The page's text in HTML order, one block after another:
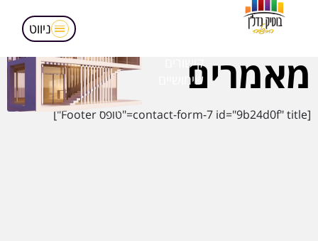
קישורים
שימושיים
ניווט
מאמרים
[contact-form-7 id="9b24d0f" title="טופס Footer"]